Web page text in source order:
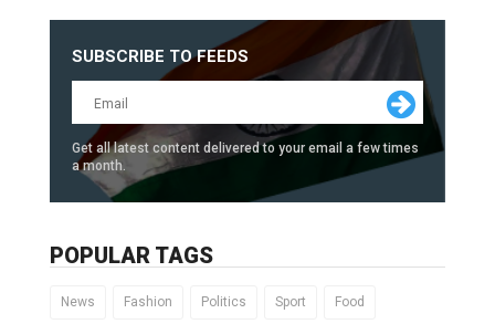
SUBSCRIBE TO FEEDS
Get all latest content delivered to your email a few times
a month.
POPULAR TAGS
News Fashion Politics Sport Food